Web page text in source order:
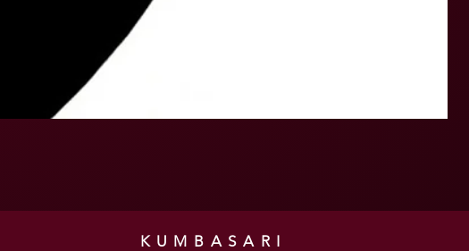
KUMBASARI